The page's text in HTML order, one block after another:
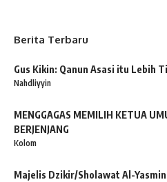
Berita Terbaru
Gus Kikin: Qanun Asasi itu Lebih
Nahdliyyin
MENGGAGAS MEMILIH KETUA
BERJENJANG
Kolom
Majelis Dzikir/Sholawat Al-